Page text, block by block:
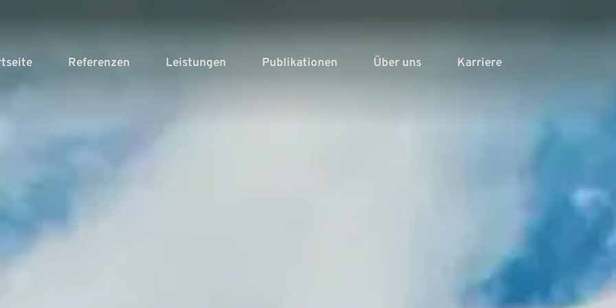
Referenzen Leistungen Publikationen Über uns Karriere